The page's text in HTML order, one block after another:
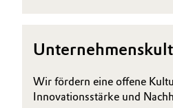
Wir fördern eine offene
Innovationsstärke und